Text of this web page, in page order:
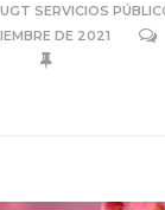
SERVICIOS
DE 2021